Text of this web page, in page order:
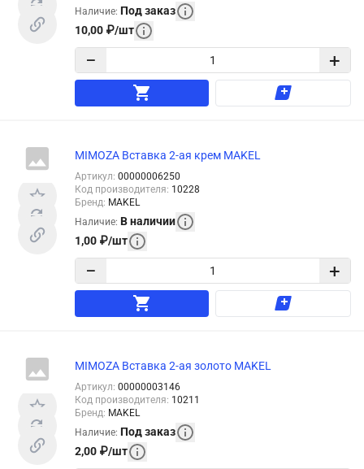
Наличие: Под заказ
10,00 ₽/шт
− +
MIMOZA Вставка 2-ая крем MAKEL
Артикул: 00000006250
Код производителя: 10228
Бренд: MAKEL
Наличие: В наличии
1,00 ₽/шт
− +
MIMOZA Вставка 2-ая золото MAKEL
Артикул: 00000003146
Код производителя: 10211
Бренд: MAKEL
Наличие: Под заказ
2,00 ₽/шт